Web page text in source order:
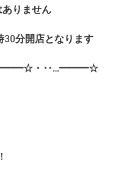
りません
30分開店となります
・‥…━━━☆